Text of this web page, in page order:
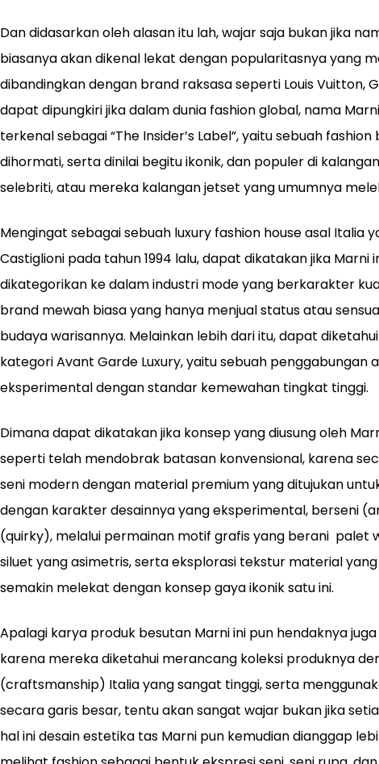
Dan didasarkan oleh alasan itu lah, wajar saja bukan jika
biasanya akan dikenal lekat dengan popularitasnya yang
dibandingkan dengan brand raksasa seperti Louis Vuitton,
dapat dipungkiri jika dalam dunia fashion global, nama
terkenal sebagai “The Insider’s Label”, yaitu sebuah
dihormati, serta dinilai begitu ikonik, dan populer di
selebriti, atau mereka kalangan jetset yang umumnya
Mengingat sebagai sebuah luxury fashion house asal Italia
Castiglioni pada tahun 1994 lalu, dapat dikatakan jika Marni
dikategorikan ke dalam industri mode yang berkarakter
brand mewah biasa yang hanya menjual status atau
budaya warisannya. Melainkan lebih dari itu, dapat
kategori Avant Garde Luxury, yaitu sebuah penggabungan
eksperimental dengan standar kemewahan tingkat tinggi.
Dimana dapat dikatakan jika konsep yang diusung oleh
seperti telah mendobrak batasan konvensional, karena
seni modern dengan material premium yang ditujukan
dengan karakter desainnya yang eksperimental, berseni
(quirky), melalui permainan motif grafis yang berani palet
siluet yang asimetris, serta eksplorasi tekstur material
semakin melekat dengan konsep gaya ikonik satu ini.
Apalagi karya produk besutan Marni ini pun hendaknya
karena mereka diketahui merancang koleksi produknya
(craftsmanship) Italia yang sangat tinggi, serta
secara garis besar, tentu akan sangat wajar bukan jika
hal ini desain estetika tas Marni pun kemudian dianggap